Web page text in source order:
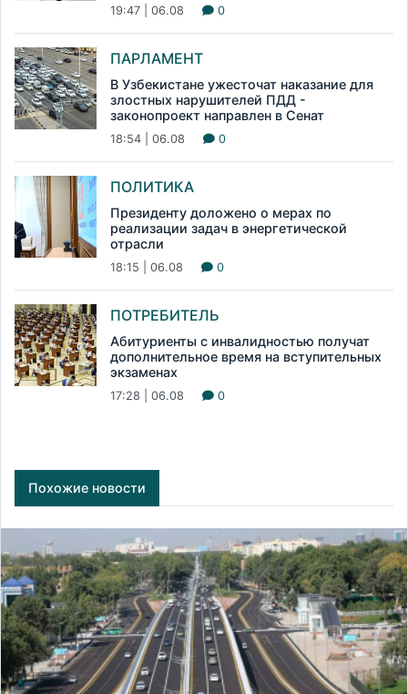
19:47 | 06.08 0
ПАРЛАМЕНТ
В Узбекистане ужесточат наказание для
злостных нарушителей ПДД -
законопроект направлен в Сенат
18:54 | 06.08 0
ПОЛИТИКА
Президенту доложено о мерах по
реализации задач в энергетической
отрасли
18:15 | 06.08 0
ПОТРЕБИТЕЛЬ
Абитуриенты с инвалидностью получат
дополнительное время на вступительных
экзаменах
17:28 | 06.08 0
Похожие новости